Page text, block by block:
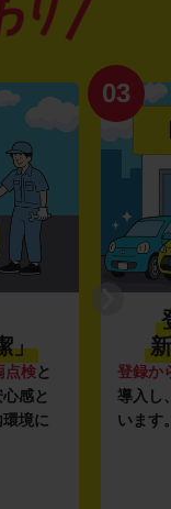
」
点検と
感と
境に
03
登録か
導入し
います